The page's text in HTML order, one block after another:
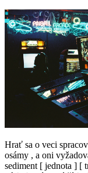
Hrať sa o veci
osámy , a oni
sediment [ jednota ] [